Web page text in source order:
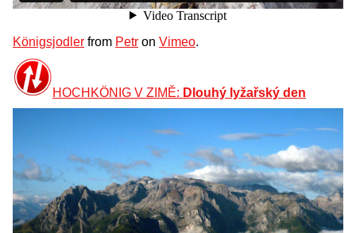
Königsjodler from Petr on Vimeo.
HOCHKÖNIG V ZIMĚ: Dlouhý lyžařský den